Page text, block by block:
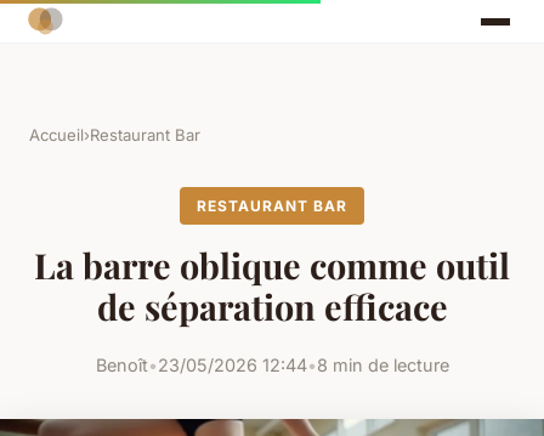
Accueil›Restaurant Bar
RESTAURANT BAR
La barre oblique comme outil
de séparation efficace
Benoît•23/05/2026 12:44•8 min de lecture